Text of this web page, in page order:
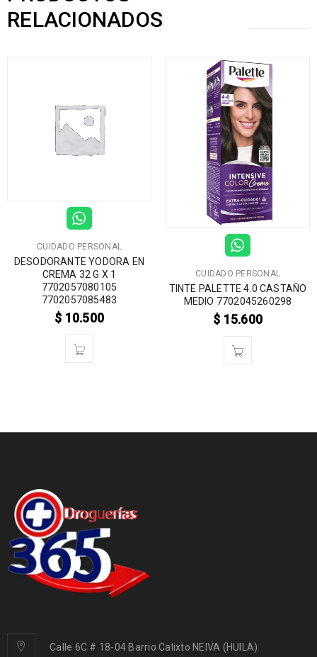
RELACIONADOS
CUIDADO PERSONAL
DESODORANTE YODORA EN
CREMA 32 G X 1
7702057080105
7702057085483
$ 10.500
CUIDADO PERSONAL
TINTE PALETTE 4.0 CASTAÑO
MEDIO 7702045260298
$ 15.600
Calle 6C # 18-04 Barrio Calixto NEIVA (HUILA)